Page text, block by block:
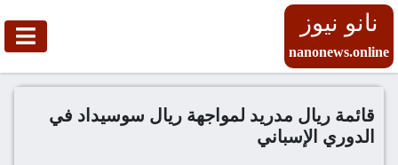
نانو نيوز
nanonews.online
قائمة ريال مدريد لمواجهة ريال سوسيداد في
الدوري الإسباني